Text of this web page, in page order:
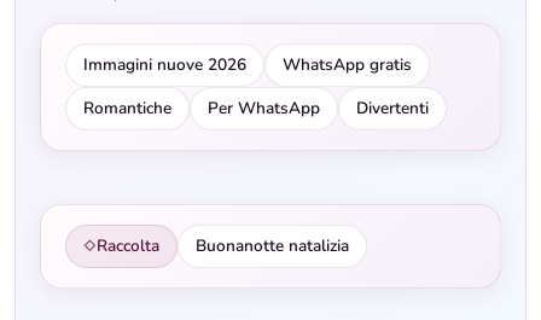
Immagini nuove 2026
WhatsApp gratis
Romantiche
Per WhatsApp Divertenti
◇Raccolta Buonanotte natalizia